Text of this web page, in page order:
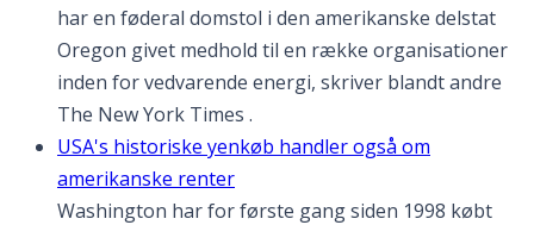
har en føderal domstol i den amerikanske delstat
Oregon givet medhold til en række organisationer
inden for vedvarende energi, skriver blandt andre
The New York Times .
USA's historiske yenkøb handler også om
amerikanske renter
Washington har for første gang siden 1998 købt